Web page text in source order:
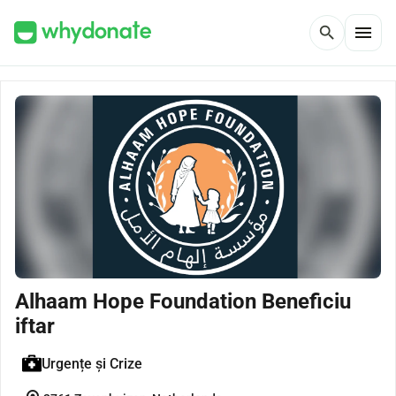
search menu
Alhaam Hope Foundation Beneficiu
iftar
Urgențe și Crize